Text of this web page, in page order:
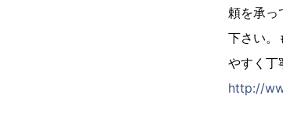
頼を承っ
下さい。
やすく丁
http://